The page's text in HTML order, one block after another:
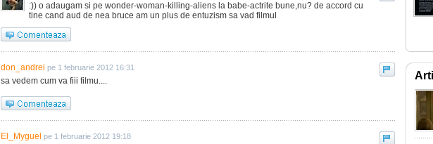
:)) o adaugam si pe wonder-woman-killing-aliens la babe-actrite bune,nu? de accord cu
tine cand aud de nea bruce am un plus de entuzism sa vad filmul
don_andrei pe 1 februarie 2012 16:31
sa vedem cum va fiii filmu....
El_Myguel pe 1 februarie 2012 19:18